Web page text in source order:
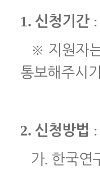
1. 신청기간
※ 지원자
통보해주시
2. 신청방법
가. 한국연